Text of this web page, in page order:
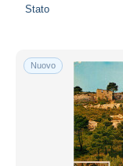
Stato
Nuovo